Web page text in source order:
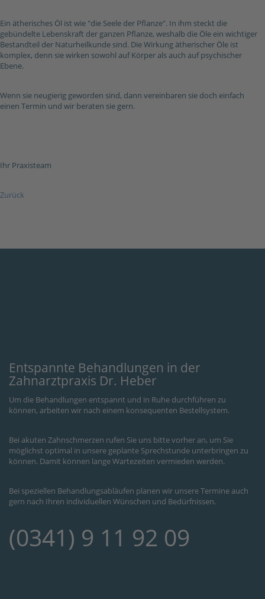
Ein ätherisches Öl ist wie "die Seele der Pflanze". In ihm steckt die
gebündelte Lebenskraft der ganzen Pflanze, weshalb die Öle ein wichtiger
Bestandteil der Naturheilkunde sind. Die Wirkung ätherischer Öle ist
komplex, denn sie wirken sowohl auf Körper als auch auf psychischer
Ebene.
Wenn sie neugierig geworden sind, dann vereinbaren sie doch einfach
einen Termin und wir beraten sie gern.
Ihr Praxisteam
Zurück
Entspannte Behandlungen in der
Zahnarztpraxis Dr. Heber
Um die Behandlungen entspannt und in Ruhe durchführen zu
können, arbeiten wir nach einem konsequenten Bestellsystem.
Bei akuten Zahnschmerzen rufen Sie uns bitte vorher an, um Sie
möglichst optimal in unsere geplante Sprechstunde unterbringen zu
können. Damit können lange Wartezeiten vermieden werden.
Bei speziellen Behandlungsabläufen planen wir unsere Termine auch
gern nach Ihren individuellen Wünschen und Bedürfnissen.
(0341) 9 11 92 09